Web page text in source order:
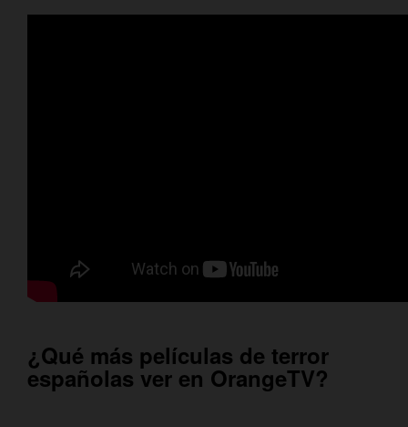
¿Qué más películas de terror
españolas ver en OrangeTV?